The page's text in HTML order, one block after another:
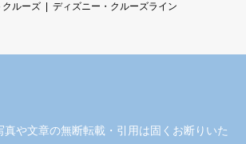
クルーズ
ディズニー・クルーズライン
や文章の無断転載・引用は固くお断りいた